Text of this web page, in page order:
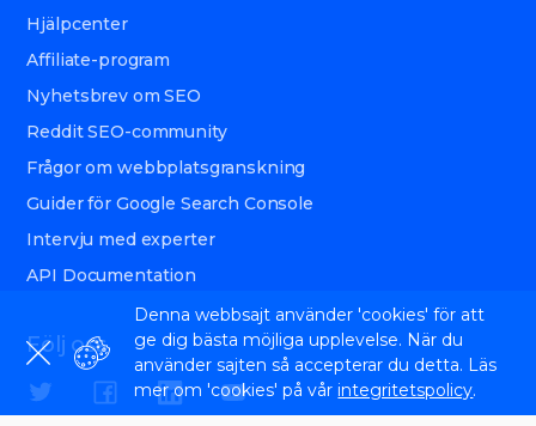
Hjälpcenter
Affiliate-program
Nyhetsbrev om SEO
Reddit SEO-community
Frågor om webbplatsgranskning
Guider för Google Search Console
Intervju med experter
API Documentation
Följ oss
Denna webbsajt använder 'cookies' för att
ge dig bästa möjliga upplevelse. När du
använder sajten så accepterar du detta. Läs
mer om 'cookies' på vårintegritetspolicy.